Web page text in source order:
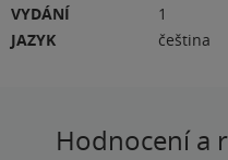
VYDÁNÍ
1
JAZYK
čeština
Hodnocení a